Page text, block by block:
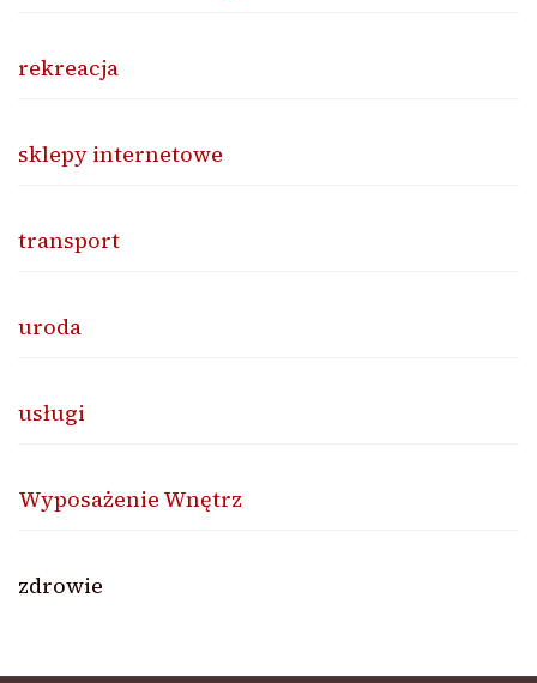
rekreacja
sklepy internetowe
transport
uroda
usługi
Wyposażenie Wnętrz
zdrowie